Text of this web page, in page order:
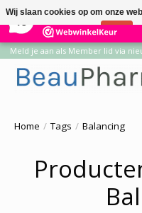
14
Meld je aan als Member lid via
Home / Tags / Balancing
Wij slaan cookies op om onze
Nee